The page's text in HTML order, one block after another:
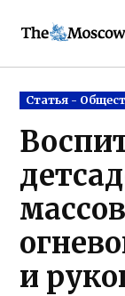
Posted
in
Статья -
и